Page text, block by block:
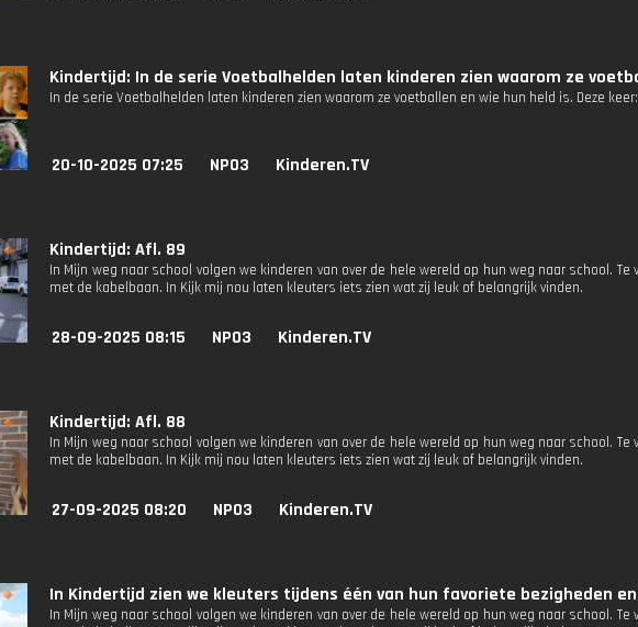
Kindertijd: In de serie Voetbalhelden laten kinderen zien waarom ze
In de serie Voetbalhelden laten kinderen zien waarom ze voetballen en wie hun held is. Deze
20-10-2025 07:25 NPO3 Kinderen.TV
Kindertijd: Afl. 89
In Mijn weg naar school volgen we kinderen van over de hele wereld op hun weg naar school.
met de kabelbaan. In Kijk mij nou laten kleuters iets zien wat zij leuk of belangrijk vinden.
28-09-2025 08:15 NPO3 Kinderen.TV
Kindertijd: Afl. 88
In Mijn weg naar school volgen we kinderen van over de hele wereld op hun weg naar school.
met de kabelbaan. In Kijk mij nou laten kleuters iets zien wat zij leuk of belangrijk vinden.
27-09-2025 08:20 NPO3 Kinderen.TV
In Kindertijd zien we kleuters tijdens één van hun favoriete bezigheden
In Mijn weg naar school volgen we kinderen van over de hele wereld op hun weg naar school.